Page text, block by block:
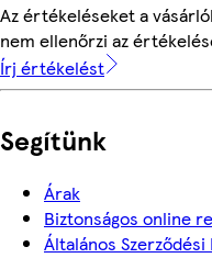
Az értékeléseket a
nem ellenőrzi az
Írj értékelést
Segítünk
Árak
Biztonságos online
Általános